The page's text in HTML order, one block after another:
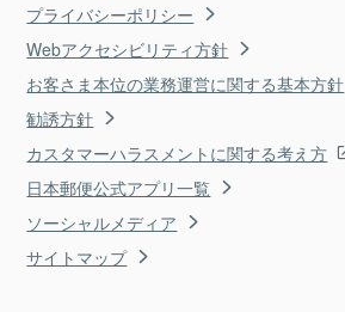
プライバシーポリシー
Webアクセシビリティ方針
お客さま本位の業務運営に関する基本方針
勧誘方針
カスタマーハラスメントに関する考え方
日本郵便公式アプリ一覧
ソーシャルメディア
サイトマップ